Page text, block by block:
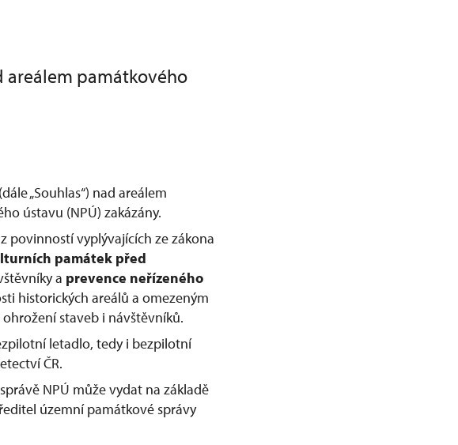
areálem památkového
„Souhlas“) nad areálem
ústavu (NPÚ) zakázány.
povinností vyplývajících ze zákona
památek před
a prevence neřízeného
historických areálů a omezeným
staveb i návštěvníků.
letadlo, tedy i bezpilotní
ČR.
NPÚ může vydat na základě
územní památkové správy